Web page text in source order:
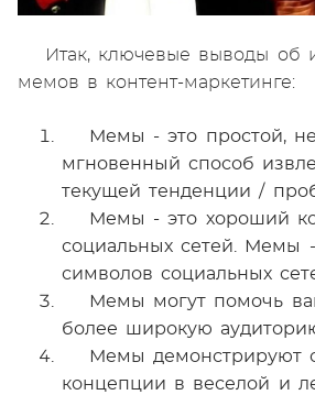
Итак, ключевые выводы об
мемов в контент-маркетинге:
Мемы - это простой,
мгновенный способ
текущей тенденции /
Мемы - это хороший
социальных сетей. Мемы
символов социальных
Мемы могут помочь
более широкую
Мемы демонстрируют
концепции в веселой и